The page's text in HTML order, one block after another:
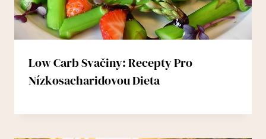
Low Carb Svačiny: Recepty Pro
Nízkosacharidovou Dieta